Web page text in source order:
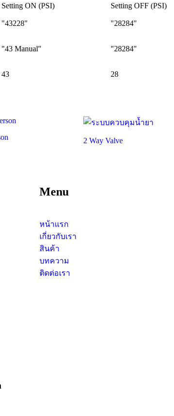
Setting ON (PSI) Setting OFF (PSI)
"43228" "28284"
"43 Manual" "28284"
43 28
2 Way Valve
Menu
หน้าแรก
เกี่ยวกับเรา
สินค้า
บทความ
ติดต่อเรา